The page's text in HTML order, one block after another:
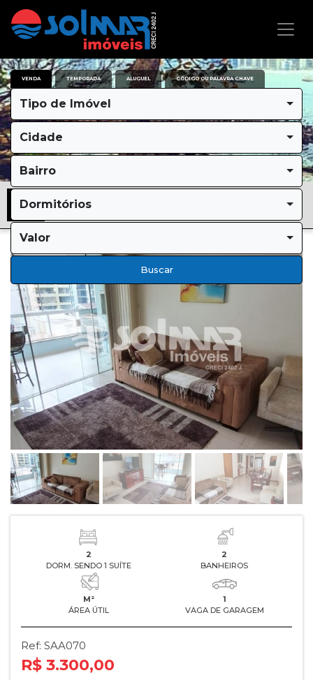
VENDA TEMPORADA ALUGUEL CÓDIGO OU PALAVRA CHAVE
Tipo de Imóvel
Cidade
Bairro
Dormitórios
Valor
Buscar
2
DORM. SENDO 1 SUÍTE
2
BANHEIROS
M²
ÁREA ÚTIL
1
VAGA DE GARAGEM
Ref: SAA070
R$ 3.300,00